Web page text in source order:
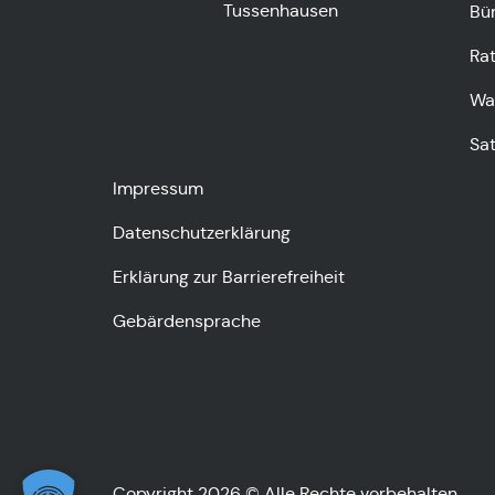
Tussenhausen
Impressum
Datenschutzerklärung
Erklärung zur Barrierefreiheit
Gebärdensprache